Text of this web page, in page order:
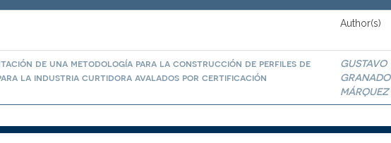
Author(s)
de una metodología para la construcción de perfiles de
la industria curtidora avalados por certificación
GUSTAVO
MÁRQUEZ